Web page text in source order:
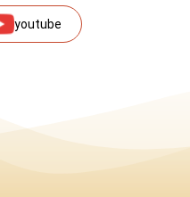
youtube